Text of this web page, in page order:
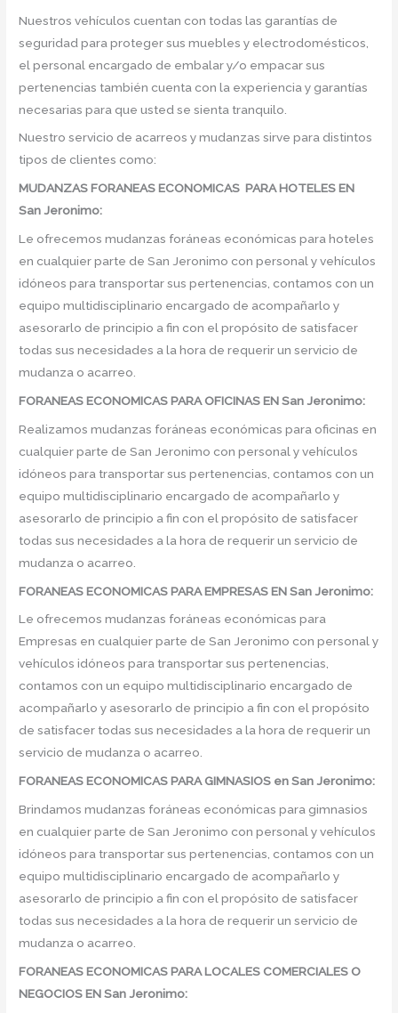
Nuestros vehículos cuentan con todas las garantías de
seguridad para proteger sus muebles y electrodomésticos,
el personal encargado de embalar y/o empacar sus
pertenencias también cuenta con la experiencia y garantías
necesarias para que usted se sienta tranquilo.
Nuestro servicio de acarreos y mudanzas sirve para distintos
tipos de clientes como:
MUDANZAS FORANEAS ECONOMICAS PARA HOTELES EN
San Jeronimo:
Le ofrecemos mudanzas foráneas económicas para hoteles
en cualquier parte de San Jeronimo con personal y vehículos
idóneos para transportar sus pertenencias, contamos con un
equipo multidisciplinario encargado de acompañarlo y
asesorarlo de principio a fin con el propósito de satisfacer
todas sus necesidades a la hora de requerir un servicio de
mudanza o acarreo.
FORANEAS ECONOMICAS PARA OFICINAS EN San Jeronimo:
Realizamos mudanzas foráneas económicas para oficinas en
cualquier parte de San Jeronimo con personal y vehículos
idóneos para transportar sus pertenencias, contamos con un
equipo multidisciplinario encargado de acompañarlo y
asesorarlo de principio a fin con el propósito de satisfacer
todas sus necesidades a la hora de requerir un servicio de
mudanza o acarreo.
FORANEAS ECONOMICAS PARA EMPRESAS EN San Jeronimo:
Le ofrecemos mudanzas foráneas económicas para
Empresas en cualquier parte de San Jeronimo con personal y
vehículos idóneos para transportar sus pertenencias,
contamos con un equipo multidisciplinario encargado de
acompañarlo y asesorarlo de principio a fin con el propósito
de satisfacer todas sus necesidades a la hora de requerir un
servicio de mudanza o acarreo.
FORANEAS ECONOMICAS PARA GIMNASIOS en San Jeronimo:
Brindamos mudanzas foráneas económicas para gimnasios
en cualquier parte de San Jeronimo con personal y vehículos
idóneos para transportar sus pertenencias, contamos con un
equipo multidisciplinario encargado de acompañarlo y
asesorarlo de principio a fin con el propósito de satisfacer
todas sus necesidades a la hora de requerir un servicio de
mudanza o acarreo.
FORANEAS ECONOMICAS PARA LOCALES COMERCIALES O
NEGOCIOS EN San Jeronimo: